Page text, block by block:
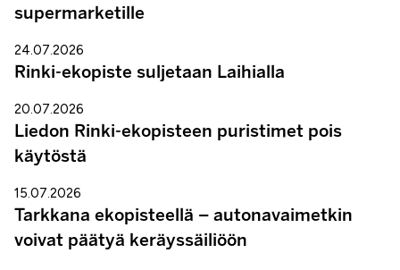
supermarketille
24.07.2026
Rinki-ekopiste suljetaan Laihialla
20.07.2026
Liedon Rinki-ekopisteen puristimet pois
käytöstä
15.07.2026
Tarkkana ekopisteellä – autonavaimetkin
voivat päätyä keräyssäiliöön